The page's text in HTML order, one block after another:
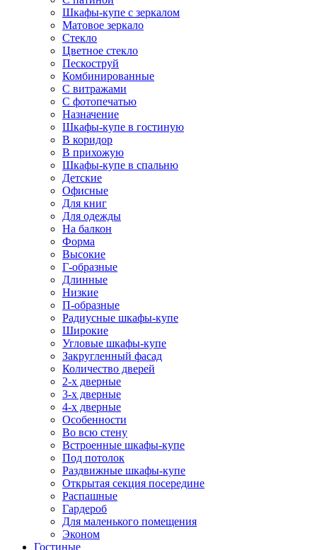
Шкафы-купе с зеркалом
Матовое зеркало
Стекло
Цветное стекло
Пескоструй
Комбинированные
С витражами
С фотопечатью
Назначение
Шкафы-купе в гостиную
В коридор
В прихожую
Шкафы-купе в спальню
Детские
Офисные
Для книг
Для одежды
На балкон
Форма
Высокие
Г-образные
Длинные
Низкие
П-образные
Радиусные шкафы-купе
Широкие
Угловые шкафы-купе
Закругленный фасад
Количество дверей
2-х дверные
3-х дверные
4-х дверные
Особенности
Во всю стену
Встроенные шкафы-купе
Под потолок
Раздвижные шкафы-купе
Открытая секция посередине
Распашные
Гардероб
Для маленького помещения
Эконом
Гостиные